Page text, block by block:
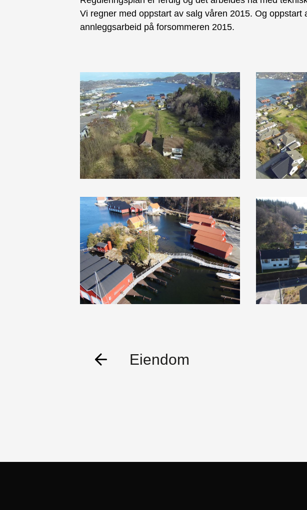
Vi regner med oppstart av salg våren 2015. Og oppstart
annleggsarbeid på forsommeren 2015.
Eiendom